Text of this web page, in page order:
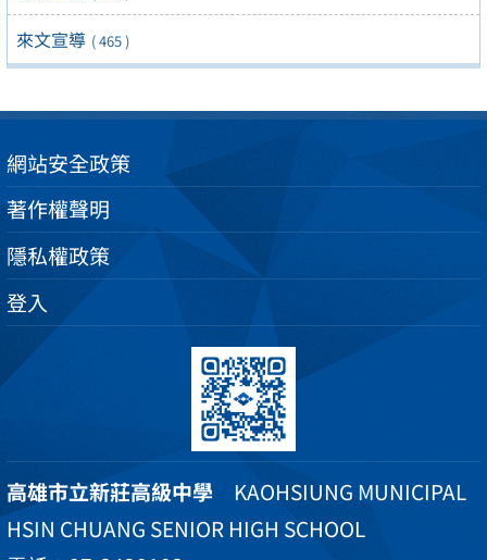
來文宣導 ( 465 )
網站安全政策
著作權聲明
隱私權政策
登入
高雄市立新莊高級中學 KAOHSIUNG MUNICIPAL
HSIN CHUANG SENIOR HIGH SCHOOL